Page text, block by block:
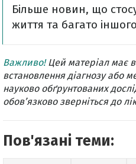
Більше новин, що
життя та багато
Важливо!Цей матеріал має
встановлення діагнозу або
науково обґрунтованих
обов’язково зверніться до
Пов'язані теми: